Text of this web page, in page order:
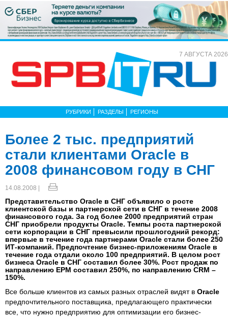
7 АВГУСТА 2026
РУБРИКИ РАЗДЕЛЫ РЕГИОНЫ
Более 2 тыс. предприятий
стали клиентами Oracle в
2008 финансовом году в СНГ
14.08.2008 |
Представительство Oracle в СНГ объявило о росте
клиентской базы и партнерской сети в СНГ в течение 2008
финансового года. За год более 2000 предприятий стран
СНГ приобрели продукты Oracle. Темпы роста партнерской
сети корпорации в СНГ превысили прошлогодний рекорд:
впервые в течение года партнерами Oracle стали более 250
ИТ-компаний. Предпочтение бизнес-приложениям Oracle в
течение года отдали около 100 предприятий. В целом рост
бизнеса Oracle в СНГ составил более 30%. Рост продаж по
направлению EPM составил 250%, по направлению CRM –
150%.
Все больше клиентов из самых разных отраслей видят в Oracle
предпочтительного поставщика, предлагающего практически
все, что нужно предприятию для оптимизации его бизнес-